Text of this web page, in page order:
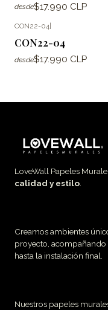
desde$17.990 CLP
CON22-04|
CON22-04
desde$17.990 CLP
LoveWall Papeles
calidad y estilo
Creamos ambientes
proyecto, acompañando
hasta la instalación final.
Nuestros papeles